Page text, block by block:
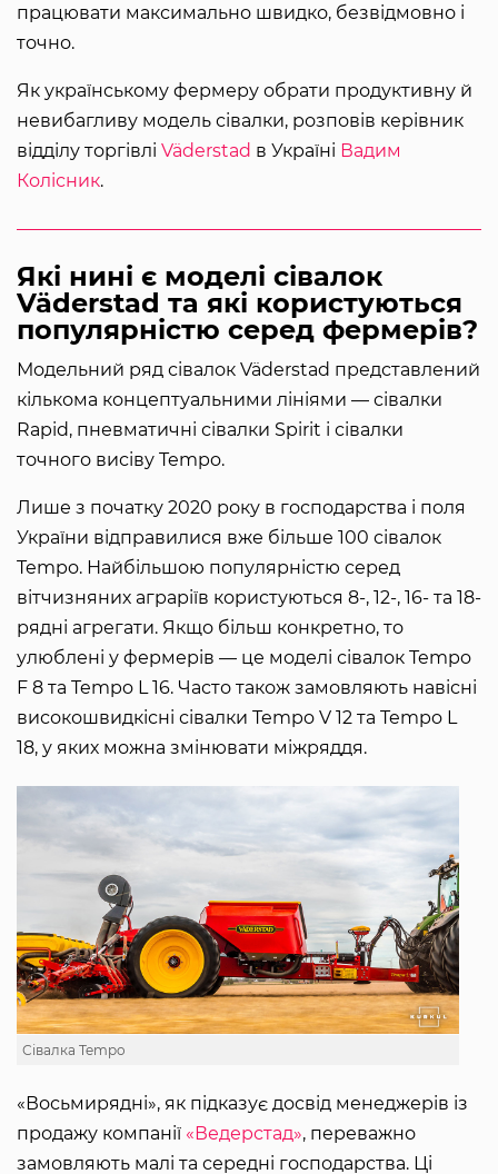
працювати максимально швидко, безвідмовно і
точно.
Як українському фермеру обрати продуктивну й
невибагливу модель сівалки, розповів керівник
відділу торгівлі Väderstad в Україні Вадим
Колісник.
Які нині є моделі сівалок
Väderstad та які користуються
популярністю серед фермерів?
Модельний ряд сівалок Väderstad представлений
кількома концептуальними лініями — сівалки
Rapid, пневматичні сівалки Spirit і сівалки
точного висіву Tempo.
Лише з початку 2020 року в господарства і поля
України відправилися вже більше 100 сівалок
Tempo. Найбільшою популярністю серед
вітчизняних аграріїв користуються 8-, 12-, 16- та 18-
рядні агрегати. Якщо більш конкретно, то
улюблені у фермерів — це моделі сівалок Tempo
F 8 та Tempo L 16. Часто також замовляють навісні
високошвидкісні сівалки Tempo V 12 та Tempo L
18, у яких можна змінювати міжряддя.
Сівалка Tempo
«Восьмирядні», як підказує досвід менеджерів із
продажу компанії «Ведерстад», переважно
замовляють малі та середні господарства. Ці